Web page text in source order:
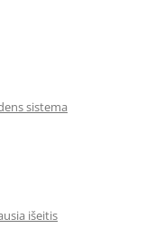
sistema
išeitis